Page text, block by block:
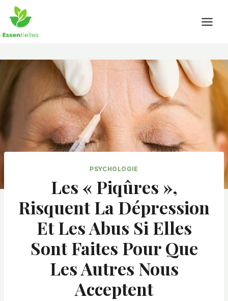
Skip
content
PSYCHOLOGIE
Les « Piqûres »,
Risquent La Dépression
Et Les Abus Si Elles
Sont Faites Pour Que
Les Autres Nous
Acceptent